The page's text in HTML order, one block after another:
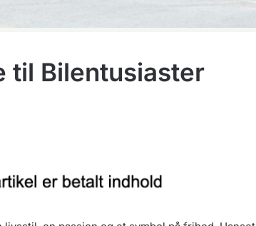
til Bilentusiaster